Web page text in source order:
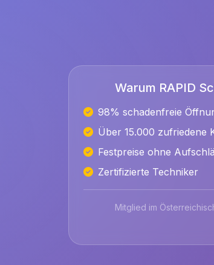
Warum RAPID
98% schadenfreie
Über 15.000 zufriedene
Festpreise ohne
Zertifizierte Techniker
Mitglied im